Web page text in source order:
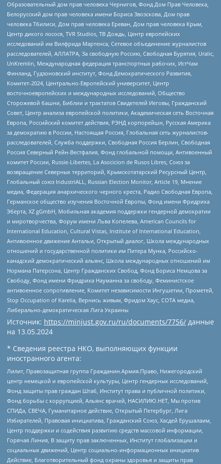
Образовательный дом прав человека Чернигов, Фонд Дом Прав Человека,
Белорусский дом прав человека имени Бориса Звозскова, Дом прав
человека Тбилиси, Дом прав человека Ереван, Дом прав человека Крым,
Центр дикого лосося, TVR Studios, ТВ Дождь, Центр европейских
исследований им Вилфрида Мартенса, Сетевое объединение журналистов
расследователей, АЛЛАТРА, За свободную Россию, Свободная Бурятия, Uralic,
UnKremlin, Международная федерация транспортных рабочих, ИстЧам
Финланд, Гудзоновский институт, Фонд Демократического Развития,
Комитет-2024, Центрально-Европейский университет, Центр
восточноевропейских и международных исследований, Общество
Сторожевой башни, Библии и трактатов Свидетелей Иеговы, Гражданский
Совет, Центр анализа европейской политики, Академическая сеть Восточная
Европа, Российский комитет действия, РЭНД корпорейшн, Русская Америка
за демократию в России, Настоящая Россия, Глобальная сеть журналистов-
расследователей, Служба поддержки, Свободная Россия Берлин, Свободная
Россия Северный Рейн-Вестфалия, Фонд глобальной помощи, Антивоенный
комитет России, Russie-Libertes, La Asocicion de Rusos Libres, Союз за
возвращение Северных территорий, Крымскотатарский Ресурсный Центр,
Глобальный союз IndustriALL, Russian Election Monitor, Article 19, Мнение
медиа, Федерация анархического черного креста, Радио Свободная Европа,
Германское общество изучения Восточной Европы, Фонд имени Фридриха
Эберта, XZ gGmbH, Мобильная академия поддержки гендерной демократии
и миротворчества, Форум имени Льва Копелева, American Councils for
International Education, Cultural Vistas, Institute of International Education,
Антивоенное движение Антальи, Открытый диалог, Школа международных
отношений и государственной политики им Питера Мунка, Российско-
канадский демократический альянс, Школа международных отношений им
Нормана Патерсона, Центр Гражданских Свобод, Фонд Бориса Немцова за
Свободу, Фонд имени Фридриха Науманна за свободу, Феминистское
антивоенное сопротивление, Комитет независимости Ингушетии, Прометей,
Stop Occupation of Karelia, Вернись живым, Фридом Хаус, СОТА медиа,
Либерально-демократическая Лига Украины
Источник: https://minjust.gov.ru/ru/documents/7756/ данные
на 13.05.2024
* Сведения реестра НКО, выполняющих функции
иностранного агента:
Лилит, Правозащитная группа Гражданин.Армия.Право, Нижегородский
центр немецкой и европейской культуры, Центр гендерных исследований,
Фонд защиты прав граждан Штаб, Институт права и публичной политики,
Фонд борьбы с коррупцией, Альянс врачей, НАСИЛИЮ.НЕТ, Мы против
СПИДа, СВЕЧА, Гуманитарное действие, Открытый Петербург, Лига
Избирателей, Правовая инициатива, Гражданский Союз, Хасдей Ерушалаим,
Центр поддержки и содействия развитию средств массовой информации,
Горячая Линия, В защиту прав заключенных, Институт глобализации и
социальных движений, Центр социально-информационных инициатив
Действие, Благотворительный фонд охраны здоровья и защиты прав